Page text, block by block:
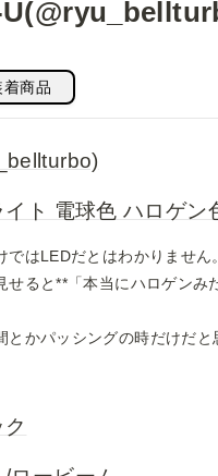
着商品
ト 電球色 ハロゲン
ではLEDだとはわかりませ
せると**「本当にハロゲン
とかパッシングの時だけだと